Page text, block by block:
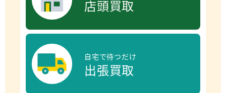
店頭買取
自宅で待つだけ
出張買取